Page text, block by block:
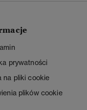
prywatności
na pliki cookie
plików cookie